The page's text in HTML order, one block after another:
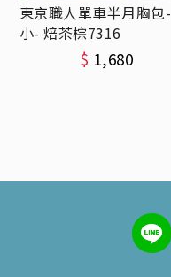
東京職人單車半月胸包-
小- 焙茶棕7316
$ 1,680